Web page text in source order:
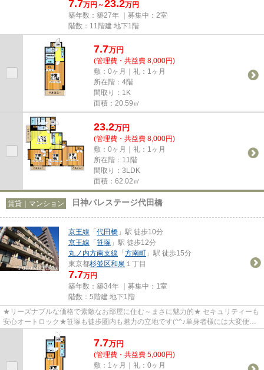
7.7万円～23.2万円
築年数：築27年 ｜募集中： 2室
階数：11階建 地下1階
7.7万円
(管理費・共益費 8,000円)
敷：0ヶ月｜礼：1ヶ月
所在階：4階
間取り：1K
面積：20.59㎡
23.2万円
(管理費・共益費 8,000円)
敷：0ヶ月｜礼：1ヶ月
所在階：11階
間取り：3LDK
面積：62.02㎡
賃貸｜マンション 日神パレステージ代田橋
京王線 「代田橋 」駅 徒歩10分
京王線 「笹塚 」駅 徒歩12分
丸ノ内方南支線 「方南町 」駅 徒歩15分
東京都杉並区和泉 １丁目
7.7万円
築年数：築34年 ｜募集中： 1室
階数：5階建 地下1階
★リーズナブルな価格で素敵なお部屋に住む～まさに魅力的★ セキュリティーも
安心オートロック★笹塚も徒歩圏内も魅力の立地です(^^♪単身者様には大変便利
な「ドン・キホーテ」がすぐ近...
7.7万円
(管理費・共益費 5,000円)
敷：1ヶ月｜礼：0ヶ月